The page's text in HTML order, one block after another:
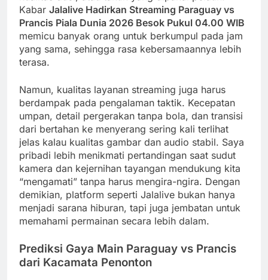
Kabar Jalalive Hadirkan Streaming Paraguay vs
Prancis Piala Dunia 2026 Besok Pukul 04.00 WIB
memicu banyak orang untuk berkumpul pada jam
yang sama, sehingga rasa kebersamaannya lebih
terasa.
Namun, kualitas layanan streaming juga harus
berdampak pada pengalaman taktik. Kecepatan
umpan, detail pergerakan tanpa bola, dan transisi
dari bertahan ke menyerang sering kali terlihat
jelas kalau kualitas gambar dan audio stabil. Saya
pribadi lebih menikmati pertandingan saat sudut
kamera dan kejernihan tayangan mendukung kita
“mengamati” tanpa harus mengira-ngira. Dengan
demikian, platform seperti Jalalive bukan hanya
menjadi sarana hiburan, tapi juga jembatan untuk
memahami permainan secara lebih dalam.
Prediksi Gaya Main Paraguay vs Prancis
dari Kacamata Penonton